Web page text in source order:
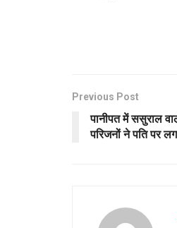
Previous Post
पानीपत में ससुराल
परिजनों ने पति पर